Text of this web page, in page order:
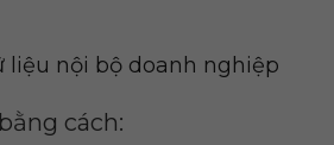
liệu nội bộ doanh nghiệp
cách: